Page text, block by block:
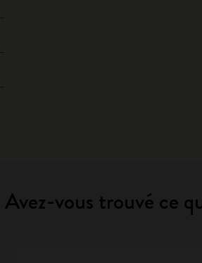
Avez-vous trouvé ce